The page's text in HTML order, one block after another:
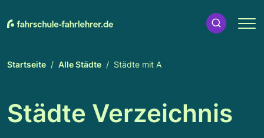
Startseite Alle Städte Städte mit A
Städte Verzeichnis